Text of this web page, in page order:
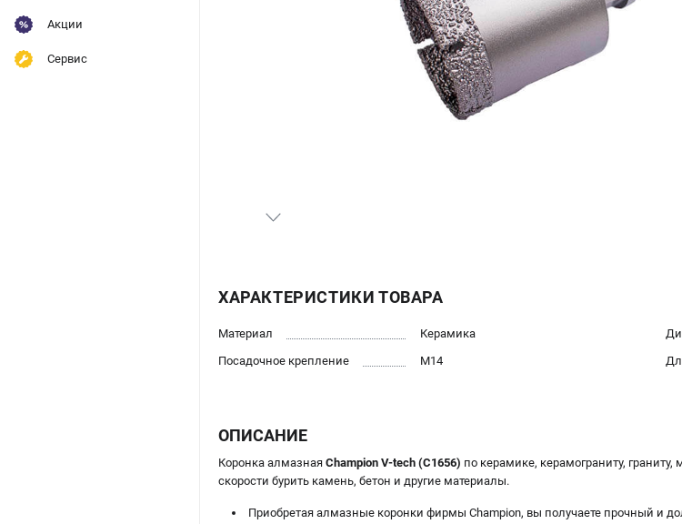
Акции
Сервис
ХАРАКТЕРИСТИКИ ТОВАРА
Материал
Керамика
Посадочное крепление
M14
ОПИСАНИЕ
Коронка алмазная Champion V-tech (C1656) по керамике, керамограниту,
скорости бурить камень, бетон и другие материалы.
Приобретая алмазные коронки фирмы Champion, вы получаете прочный и